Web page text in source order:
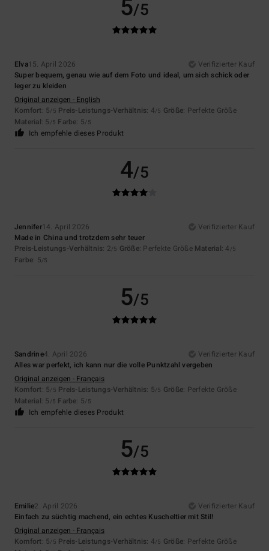
5/5
Elva15. April 2026
Verifizierter Kauf
Super bequem, genau wie auf dem Foto und ideal, um sich schick oder
leger zu kleiden
Original anzeigen - English
Komfort: 5/5 Preis-Leistungs-Verhältnis: 4/5 Größe: Perfekte Größe
Material: 5 /5 Farbe: 5/5
Ich empfehle dieses Produkt
4/5
Jennifer14. April 2026
Verifizierter Kauf
Made in China und trotzdem sehr teuer
Preis-Leistungs-Verhältnis: 2/5 Größe: Perfekte Größe Material: 4 /5
Farbe: 5/5
5/5
Sandrine4. April 2026
Verifizierter Kauf
Alles war perfekt, ich kann nur die volle Punktzahl vergeben
Original anzeigen - Français
Komfort: 5/5 Preis-Leistungs-Verhältnis: 5/5 Größe: Perfekte Größe
Material: 5 /5 Farbe: 5/5
Ich empfehle dieses Produkt
5/5
Emilie2. April 2026
Verifizierter Kauf
Einfach zu süchtig machend, ein echtes Kuscheltier mit Stil!
Original anzeigen - Français
Komfort: 5/5 Preis-Leistungs-Verhältnis: 4/5 Größe: Perfekte Größe